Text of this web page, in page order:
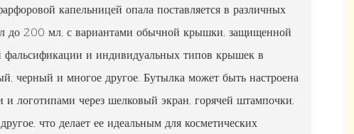
капельницей опала поставляется в различных
до 200 мл, с вариантами обычной крышки, защищенной
фальсификации и индивидуальных типов крышек в
черный и многое другое. Бутылка может быть настроена
логотипами через шелковый экран, горячей штампочки,
что делает ее идеальным для косметических